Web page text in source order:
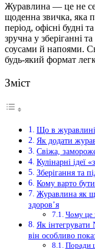
Журавлина — це не
щоденна звичка, яка
період, офісні будні
зручна у зберіганні
соусами й напоями.
будь-який формат
Зміст
Що в журавлині
Як додати
Свіжа,
Кулінарні ідеї
Зберігання та
Кому варто
Журавлина як
здоров’я
Чому це
Як
він особливо
Поради